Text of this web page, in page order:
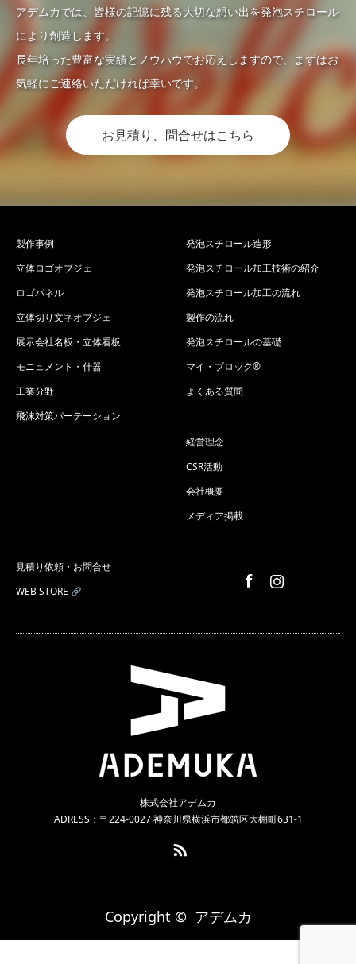
アデムカでは、皆様の記憶に残る大切な想い出を発泡スチロール
により創造します。
長年培った豊富な実績とノウハウでお応えしますので、まずはお
気軽にご連絡いただければ幸いです。
お見積り、問合せはこちら
製作事例
立体ロゴオブジェ
ロゴパネル
立体切り文字オブジェ
展示会社名板・立体看板
モニュメント・什器
工業分野
飛沫対策パーテーション
発泡スチロール造形
発泡スチロール加工技術の紹介
発泡スチロール加工の流れ
製作の流れ
発泡スチロールの基礎
マイ・ブロック®
よくある質問
経営理念
CSR活動
会社概要
メディア掲載
見積り依頼・お問合せ
WEB STORE
FacebookInstagram
株式会社アデムカ
ADRESS：〒224-0027 神奈川県横浜市都筑区大棚町631-1
Copyright © アデムカ